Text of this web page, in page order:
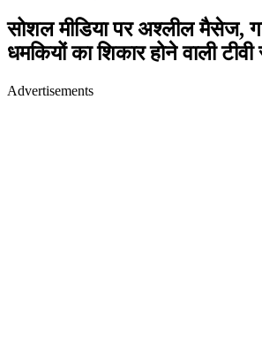
सोशल मीडिया पर अश्लील मैसेज,
धमकियों का शिकार होने वाली
Advertisements